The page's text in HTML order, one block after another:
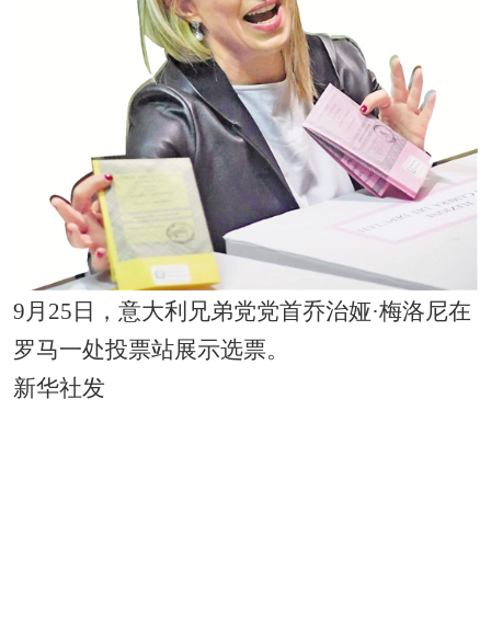
9月25日，意大利兄弟党党首乔治娅·梅洛尼在
罗马一处投票站展示选票。
新华社发